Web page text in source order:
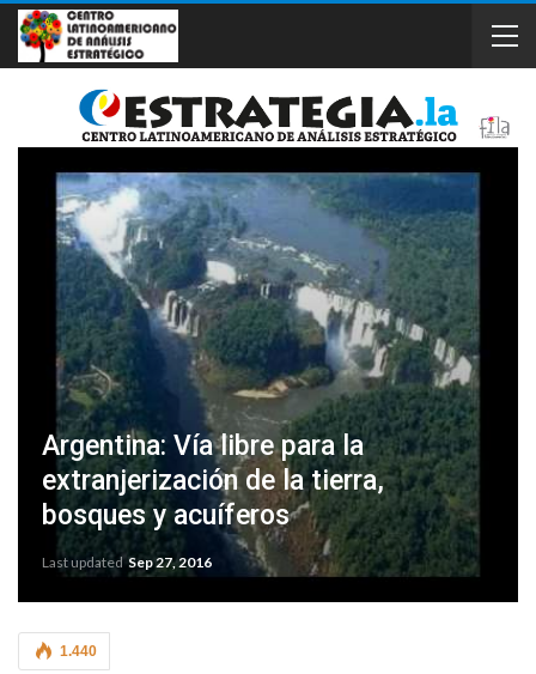
Argentina: Vía libre para la
extranjerización de la tierra,
bosques y acuíferos
Last updated Sep 27, 2016
1.440